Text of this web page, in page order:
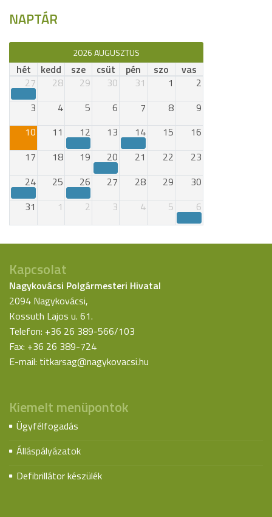
NAPTÁR
2026 AUGUSZTUS
hét kedd sze csüt pén szo
vas
27
28 29 30 31 1
2
3
4 5 6 7 8
9
10
11 12 13 14 15
16
17
18 19 20 21 22
23
24
25 26 27 28 29
30
31
1 2 3 4 5 6
Kapcsolat
Nagykovácsi Polgármesteri Hivatal
2094 Nagykovácsi,
Kossuth Lajos u. 61.
Telefon: +36 26 389-566/103
Fax: +36 26 389-724
E-mail: titkarsag@nagykovacsi.hu
Kiemelt menüpontok
Ügyfélfogadás
Álláspályázatok
Defibrillátor készülék